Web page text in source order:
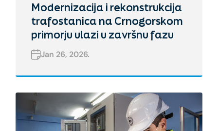
Modernizacija i rekonstrukcija
trafostanica na Crnogorskom
primorju ulazi u završnu fazu
Jan 26, 2026.